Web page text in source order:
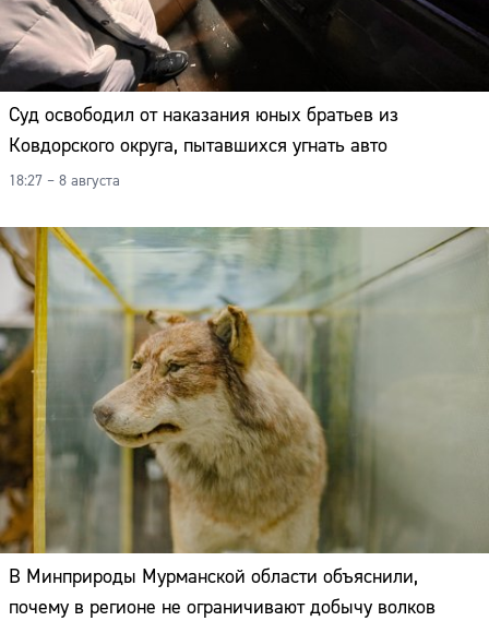
Суд освободил от наказания юных братьев из
Ковдорского округа, пытавшихся угнать авто
18:27 – 8 августа
В Минприроды Мурманской области объяснили,
почему в регионе не ограничивают добычу волков